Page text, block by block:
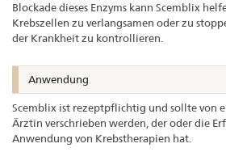
Blockade dieses Enzyms kann Scemblix
Krebszellen zu verlangsamen oder zu
der Krankheit zu kontrollieren.
Anwendung
Scemblix ist rezeptpflichtig und sollte von
Ärztin verschrieben werden, der oder die
Anwendung von Krebstherapien hat.